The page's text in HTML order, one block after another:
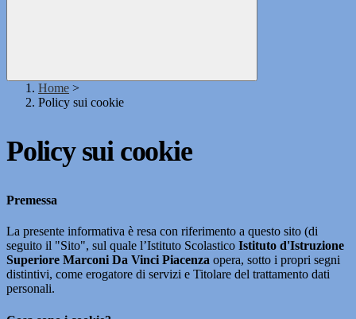
Home >
Policy sui cookie
Policy sui cookie
Premessa
La presente informativa è resa con riferimento a questo sito (di
seguito il "Sito", sul quale l’Istituto Scolastico Istituto d'Istruzione
Superiore Marconi Da Vinci Piacenza opera, sotto i propri segni
distintivi, come erogatore di servizi e Titolare del trattamento dati
personali.